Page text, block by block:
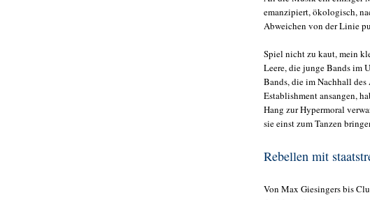
emanzipiert, ökologisch,
Abweichen von der Linie
Spiel nicht zu kaut, mein
Leere, die junge Bands im
Bands, die im Nachhall
Establishment ansangen,
Hang zur Hypermoral
sie einst zum Tanzen
Rebellen mit
Von Max Giesingers bis